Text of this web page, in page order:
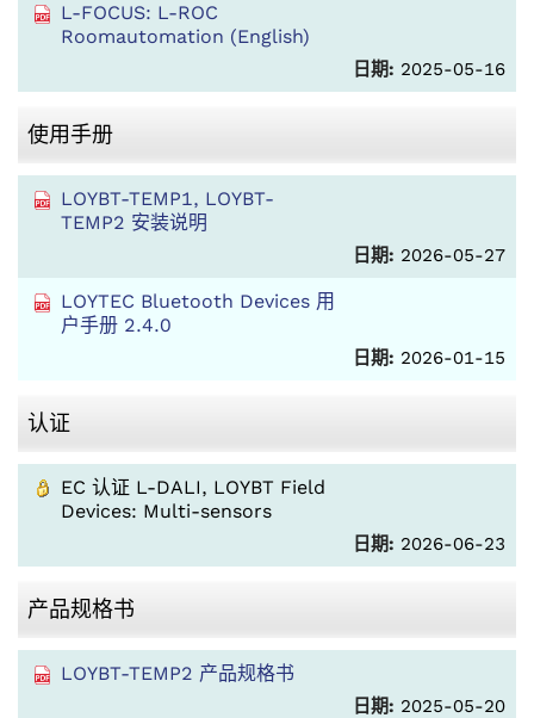
L-FOCUS: L-ROC
Roomautomation (English)
日期: 2025-05-16
使用手册
LOYBT-TEMP1, LOYBT-
TEMP2 安装说明
日期: 2026-05-27
LOYTEC Bluetooth Devices 用
户手册 2.4.0
日期: 2026-01-15
认证
EC 认证 L-DALI, LOYBT Field
Devices: Multi-sensors
日期: 2026-06-23
产品规格书
LOYBT-TEMP2 产品规格书
日期: 2025-05-20